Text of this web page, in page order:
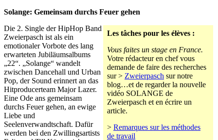
Solange: Gemeinsam durchs Feuer gehen
Les tâches pour les élèves :
Vous faites un stage en France.
Votre rédacteur en chef vous
demande de faire des recherches
sur > Zweierpasch sur notre
blog…et de regarder la nouvelle
vidéo SOLANGE de
Zweierpasch et en écrire un
article.
> Remarques sur les méthodes
de travail
Die 2. Single der HipHop Band
Zweierpasch ist als ein
emotionaler Vorbote des lang
erwarteten Jubiläumsalbums
„22“. „Solange“ wandelt
zwischen Dancehall und Urban
Pop, der Sound erinnert an das
Hitproducerteam Major Lazer.
Eine Ode ans gemeinsam
durchs Feuer gehen, an ewige
Liebe und
Seelenverwandtschaft. Dafür
werden bei den Zwillingsartists